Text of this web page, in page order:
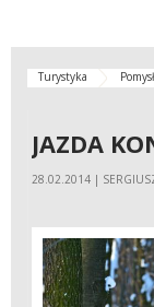
Turystyka
JAZDA
28.02.2014 |